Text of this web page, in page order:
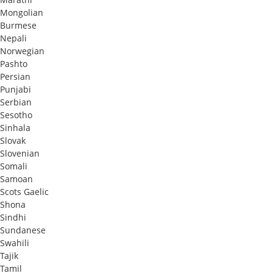
Mongolian
Burmese
Nepali
Norwegian
Pashto
Persian
Punjabi
Serbian
Sesotho
Sinhala
Slovak
Slovenian
Somali
Samoan
Scots Gaelic
Shona
Sindhi
Sundanese
Swahili
Tajik
Tamil